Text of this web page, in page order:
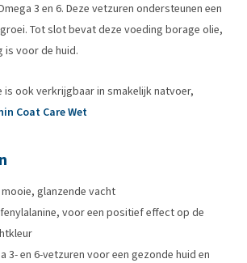
3 en 6. Deze vetzuren ondersteunen een
Tot slot bevat deze voeding borage olie,
is voor de huid.
is ook verkrijgbaar in smakelijk natvoer,
Coat Care Wet
glanzende vacht
voor een positief effect op de
3- en 6-vetzuren voor een gezonde huid en